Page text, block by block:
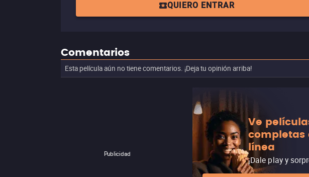
QUIERO ENTRAR
Comentarios
Esta película aún no tiene comentarios. ¡Deja tu opinión arriba!
Publicidad
Ve
completas
línea
¡Dale play y